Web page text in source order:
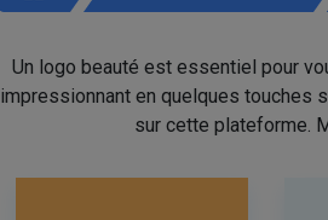
Un logo beauté est essentiel pour
impressionnant en quelques touches
sur cette plateforme.